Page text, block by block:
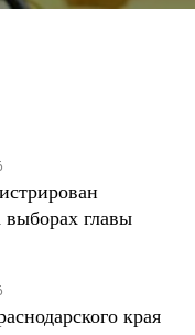
главы
края